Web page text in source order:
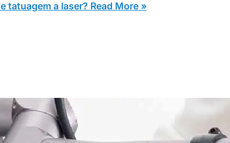
tatuagem a laser? Read More »